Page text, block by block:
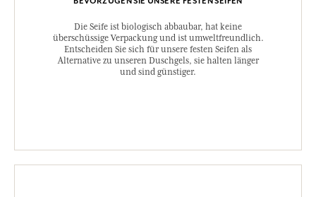
Die Seife ist biologisch abbaubar, hat keine
überschüssige Verpackung und ist umweltfreundlich.
Entscheiden Sie sich für unsere festen Seifen als
Alternative zu unseren Duschgels, sie halten länger
und sind günstiger.